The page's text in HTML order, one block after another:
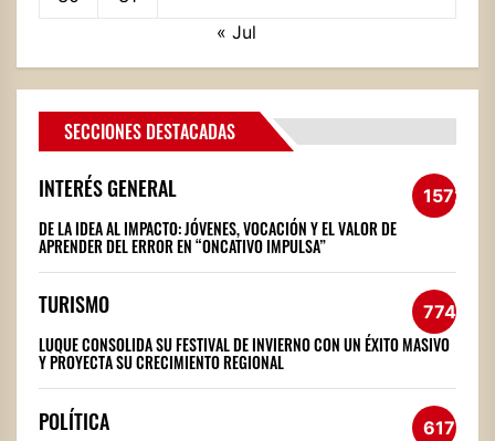
« Jul
SECCIONES DESTACADAS
INTERÉS GENERAL 1572
DE LA IDEA AL IMPACTO: JÓVENES, VOCACIÓN Y EL VALOR DE
APRENDER DEL ERROR EN “ONCATIVO IMPULSA”
TURISMO 774
LUQUE CONSOLIDA SU FESTIVAL DE INVIERNO CON UN ÉXITO MASIVO
Y PROYECTA SU CRECIMIENTO REGIONAL
POLÍTICA 617